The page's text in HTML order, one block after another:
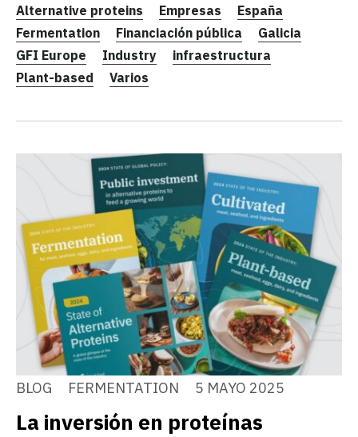
Alternative proteins Empresas
España
Fermentation
Financiación pública
Galicia
GFI Europe
Industry
infraestructura
Plant-based
Varios
BLOG FERMENTATION 5 MAYO 2025
La inversión en proteínas